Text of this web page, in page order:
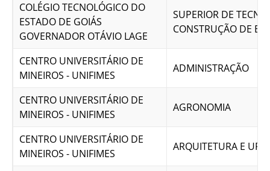
COLÉGIO TECNOLÓGICO DO
ESTADO DE GOIÁS
GOVERNADOR OTÁVIO LAGE
SUPERIOR DE
CONSTRUÇÃO DE
CENTRO UNIVERSITÁRIO DE
MINEIROS - UNIFIMES
ADMINISTRAÇÃO
CENTRO UNIVERSITÁRIO DE
MINEIROS - UNIFIMES
AGRONOMIA
CENTRO UNIVERSITÁRIO DE
MINEIROS - UNIFIMES
ARQUITETURA E